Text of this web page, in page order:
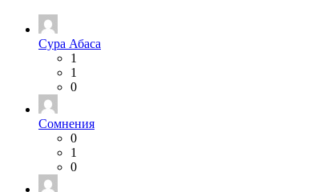
Сура Абаса
1
1
0
Сомнения
0
1
0